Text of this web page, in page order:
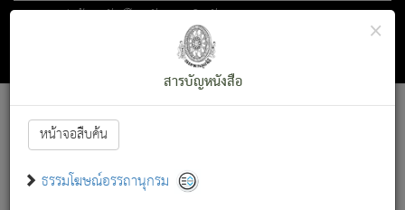
ตอน 1 ว่าด้วย สัตว์โลกกับจตุราริยสัจ
สารบัญ×
สารบัญหนังสือ
หน้าจอสืบค้น
ธรรมโฆษณ์อรรถานุกรม
Font :15 ]||
สัตว์โลกนี้ เกิดความเดือดร้อนแล้ว มีผัสสะบังหน้า